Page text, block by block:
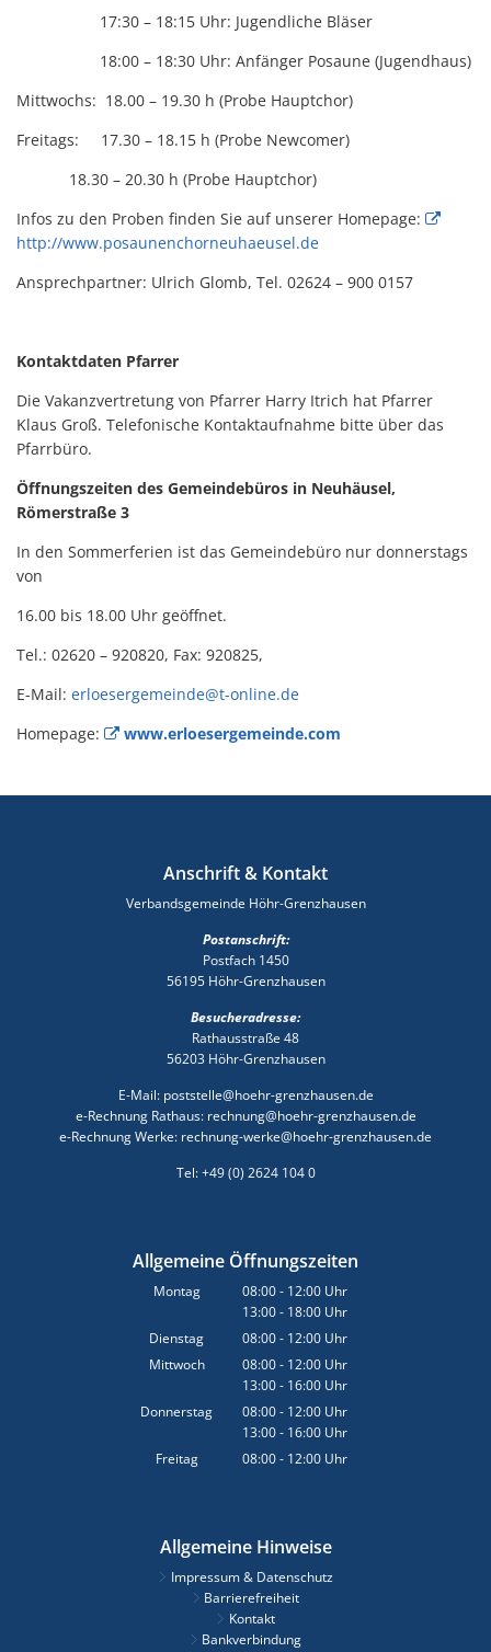
17:30 – 18:15 Uhr: Jugendliche Bläser
18:00 – 18:30 Uhr: Anfänger Posaune (Jugendhaus)
Mittwochs: 18.00 – 19.30 h (Probe Hauptchor)
Freitags:
17.30 – 18.15 h (Probe Newcomer)
18.30 – 20.30 h (Probe Hauptchor)
Infos zu den Proben finden Sie auf unserer Homepage:
http://www.posaunenchorneuhaeusel.de
Ansprechpartner: Ulrich Glomb, Tel. 02624 – 900 0157
Kontaktdaten Pfarrer
Die Vakanzvertretung von Pfarrer Harry Itrich hat Pfarrer
Klaus Groß. Telefonische Kontaktaufnahme bitte über das
Pfarrbüro.
Öffnungszeiten des Gemeindebüros in Neuhäusel,
Römerstraße 3
In den Sommerferien ist das Gemeindebüro nur donnerstags
von
16.00 bis 18.00 Uhr geöffnet.
Tel.: 02620 – 920820, Fax: 920825,
E-Mail: erloesergemeinde@t-online.de
Homepage:
www.erloesergemeinde.com
Anschrift & Kontakt
Verbandsgemeinde Höhr-Grenzhausen
Postanschrift:
Postfach 1450
56195 Höhr-Grenzhausen
Besucheradresse:
Rathausstraße 48
56203 Höhr-Grenzhausen
E-Mail: poststelle@hoehr-grenzhausen.de
e-Rechnung Rathaus: rechnung@hoehr-grenzhausen.de
e-Rechnung Werke: rechnung-werke@hoehr-grenzhausen.de
Tel: +49 (0) 2624 104 0
Allgemeine Öffnungszeiten
Montag 08:00- 12:00 Uhr
Von 08:00 bis 12:00 Uhr
13:00- 18:00 Uhr
Von 13:00 bis 18:00 Uhr
Dienstag 08:00- 12:00 Uhr
Von 08:00 bis 12:00 Uhr
Mittwoch 08:00- 12:00 Uhr
Von 08:00 bis 12:00 Uhr
13:00- 16:00 Uhr
Von 13:00 bis 16:00 Uhr
Donnerstag 08:00- 12:00 Uhr
Von 08:00 bis 12:00 Uhr
13:00- 16:00 Uhr
Von 13:00 bis 16:00 Uhr
Freitag 08:00- 12:00 Uhr
Allgemeine Hinweise
Impressum & Datenschutz
Barrierefreiheit
Kontakt
Bankverbindung